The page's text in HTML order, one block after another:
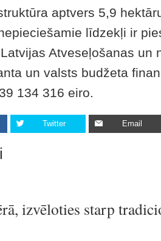
aptvers 5,9
līdzekļi ir
Atveseļošanas un
un valsts budžeta
134 316 eiro.
Twitter Email
izvēloties starp